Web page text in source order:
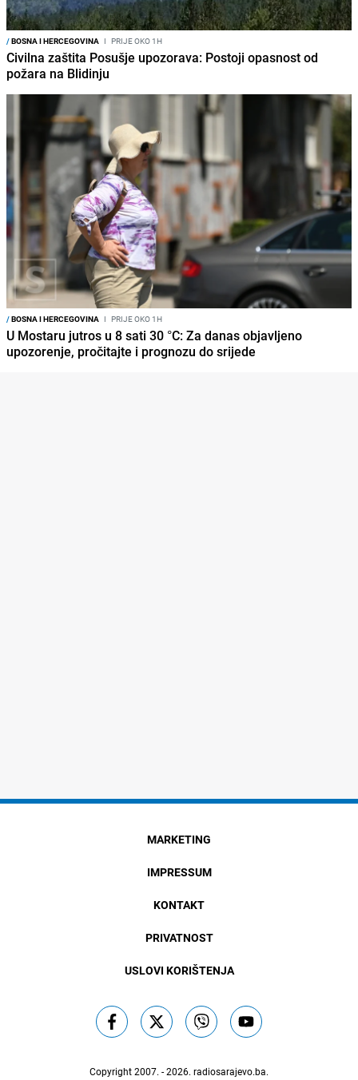
/BOSNA I HERCEGOVINA I PRIJE OKO 1H
Civilna zaštita Posušje upozorava: Postoji opasnost od
požara na Blidinju
/BOSNA I HERCEGOVINA I PRIJE OKO 1H
U Mostaru jutros u 8 sati 30 °C: Za danas objavljeno
upozorenje, pročitajte i prognozu do srijede
MARKETING
IMPRESSUM
KONTAKT
PRIVATNOST
USLOVI KORIŠTENJA
Copyright 2007. - 2026. radiosarajevo.ba.